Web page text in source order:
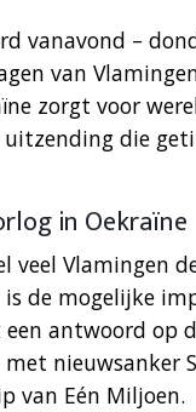
vanavond –
van
zorgt voor
die
in Oekraïne
veel Vlamingen
de mogelijke
een antwoord
nieuwsanker
van Eén Miljoen.